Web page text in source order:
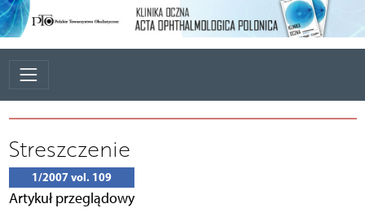
Streszczenie
1/2007 vol. 109
Artykuł przeglądowy